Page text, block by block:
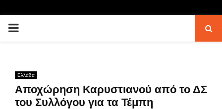
PRIMARY
Ελλάδα
Αποχώρηση Καρυστιανού από το ΔΣ
του Συλλόγου για τα Τέμπη